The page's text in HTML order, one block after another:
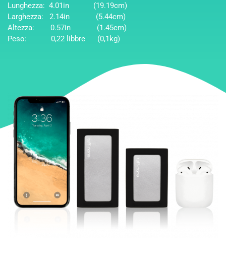
Lunghezza: 4.01in (19.19cm)
Larghezza: 2.14in (5.44cm)
Altezza: 0.57in (1.45cm)
Peso: 0,22 libbre (0,1kg)